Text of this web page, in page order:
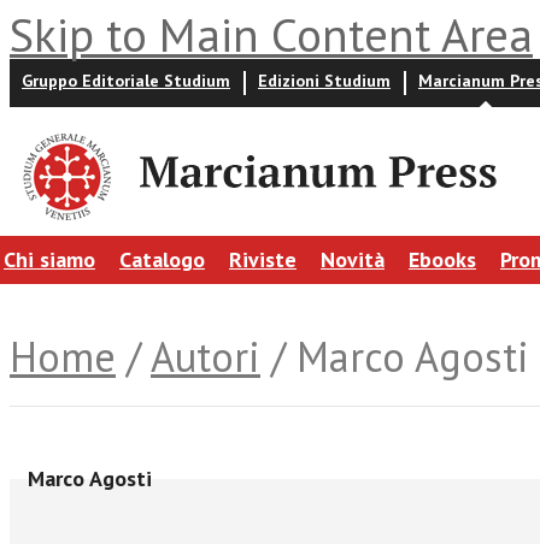
Skip to Main Content Area
Gruppo Editoriale Studium Edizioni Studium Marcianum
Chi siamo Catalogo Riviste Novità Ebooks
Home /Autori / Marco Agosti
Marco Agosti